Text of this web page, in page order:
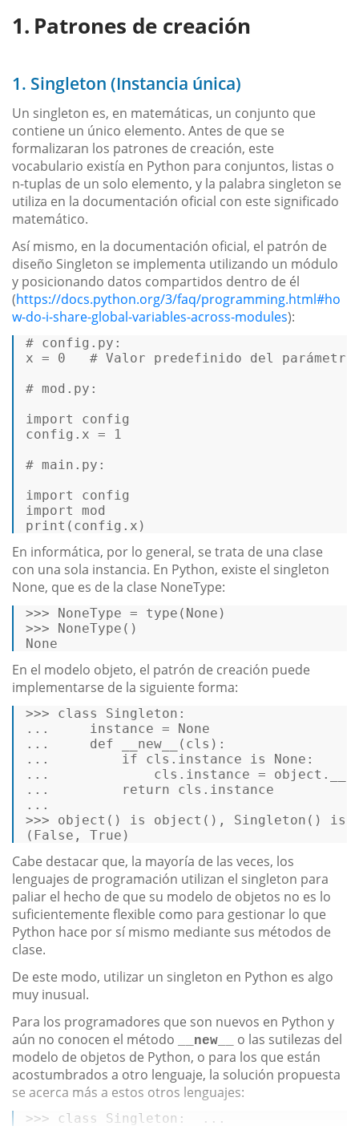
Patrones de creación
1. Singleton (Instancia única)
Un singleton es, en matemáticas, un conjunto que
contiene un único elemento. Antes de que se
formalizaran los patrones de creación, este
vocabulario existía en Python para conjuntos, listas o
n-tuplas de un solo elemento, y la palabra singleton se
utiliza en la documentación oficial con este significado
matemático.
Así mismo, en la documentación oficial, el patrón de
diseño Singleton se implementa utilizando un módulo
y posicionando datos compartidos dentro de él
(https://docs.python.org/3/faq/programming.html#ho
w-do-i-share-global-variables-across-modules):
# config .py:
x = 0 # Valor predefinido del
# mod .py:
import config
config .x =
1
# main.py:
import config
import mod
print ( config .x)
En informática, por lo general, se trata de una clase
con una sola instancia. En Python, existe el singleton
None, que es de la clase NoneType:
>>> NoneType = type ( None )
>>>
NoneType()
None
En el modelo objeto, el patrón de creación puede
implementarse de la siguiente forma:
>>> class Singleton :
...
instance = None
...
def __new__ ( cls ):
...
if cls.instance is None :
...
cls.instance = object
...
return cls.instance
>>>
object () is object (), Singleton() is
(False, True)
Cabe destacar que, la mayoría de las veces, los
lenguajes de programación utilizan el singleton para
paliar el hecho de que su modelo de objetos no es lo
suficientemente flexible como para gestionar lo que
Python hace por sí mismo mediante sus métodos de
clase.
De este modo, utilizar un singleton en Python es algo
muy inusual.
Para los programadores que son nuevos en Python y
aún no conocen el método
__new__
o las sutilezas del
modelo de objetos de Python, o para los que están
acostumbrados a otro lenguaje, la solución propuesta
se acerca más a estos otros lenguajes:
>>> class Singleton : ...